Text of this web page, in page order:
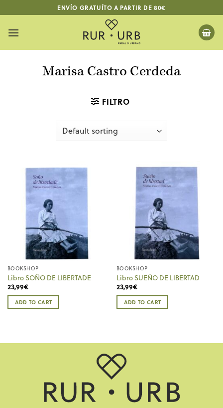
to
content
ENVÍO GRATUÍTO A PARTIR DE 80€
Marisa Castro Cerdeda
FILTRO
BOOKSHOP
Libro SOÑO DE LIBERTADE
23,99€
ADD TO CART
BOOKSHOP
Libro SUEÑO DE LIBERTAD
23,99€
ADD TO CART